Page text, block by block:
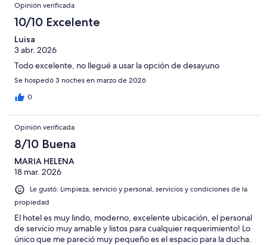
Opinión verificada
10/10 Excelente
Luisa
3 abr. 2026
Todo excelente, no llegué a usar la opción de desayuno
Se hospedó 3 noches en marzo de 2026
0
Opinión verificada
8/10 Buena
MARIA HELENA
18 mar. 2026
Le gustó: Limpieza, servicio y personal, servicios y condiciones de la
propiedad
El hotel es muy lindo, moderno, excelente ubicación, el personal
de servicio muy amable y listos para cualquier requerimiento! Lo
único que me pareció muy pequeño es el espacio para la ducha.